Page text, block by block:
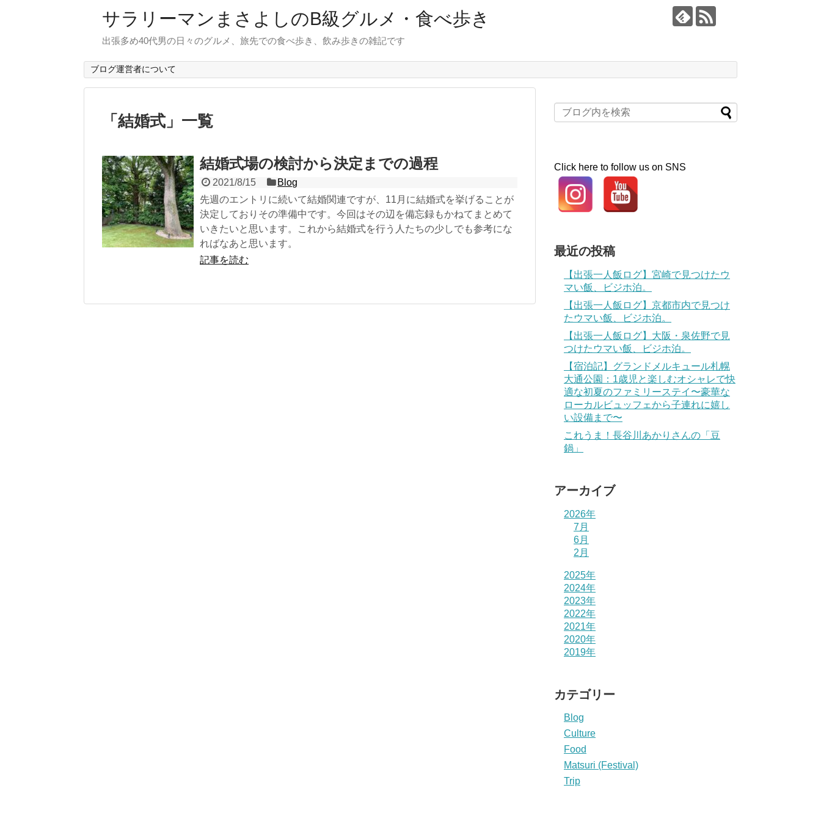
サラリーマンまさよしのB級グルメ・食べ歩き
出張多め40代男の日々のグルメ、旅先での食べ歩き、飲み歩きの雑記です
ブログ運営者について
「 結婚式 」 一覧
結婚式場の検討から決定までの過程
2021/8/15
Blog
先週のエントリに続いて結婚関連ですが、11月に結婚式を挙げることが
決定しておりその準備中です。今回はその辺を備忘録もかねてまとめて
いきたいと思います。これから結婚式を行う人たちの少しでも参考にな
ればなあと思います。
記事を読む
Click here to follow us on SNS
最近の投稿
【出張一人飯ログ】宮崎で見つけたウ
マい飯、ビジホ泊。
【出張一人飯ログ】京都市内で見つけ
たウマい飯、ビジホ泊。
【出張一人飯ログ】大阪・泉佐野で見
つけたウマい飯、ビジホ泊。
【宿泊記】グランドメルキュール札幌
大通公園：1歳児と楽しむオシャレで快
適な初夏のファミリーステイ〜豪華な
ローカルビュッフェから子連れに嬉し
い設備まで〜
これうま！長谷川あかりさんの「豆
鍋」
アーカイブ
2026年
7月
6月
2月
2025年
2024年
2023年
2022年
2021年
2020年
2019年
カテゴリー
Blog
Culture
Food
Matsuri (Festival)
Trip